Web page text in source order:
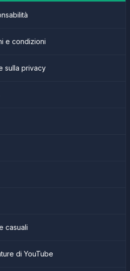
e condizioni
sulla privacy
casuali
di YouTube